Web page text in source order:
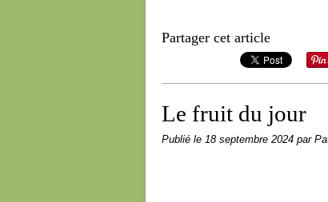
Partager cet article
Le fruit du jour
Publié le 18 septembre 2024 par